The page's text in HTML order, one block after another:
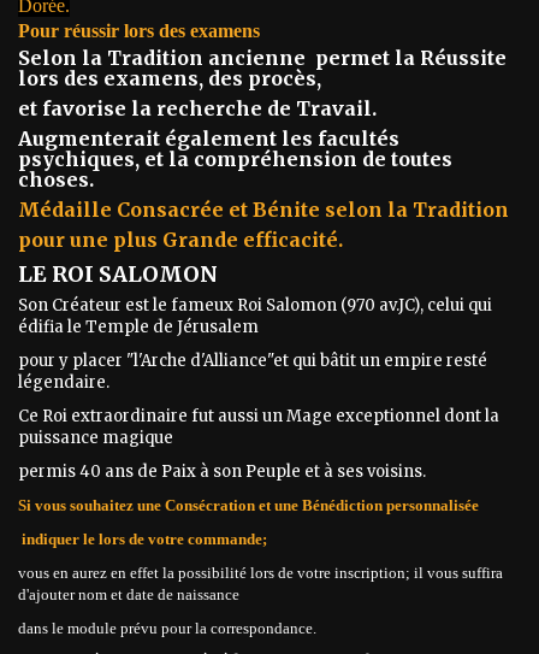
Dorée.
Pour réussir lors des examens
Selon la Tradition ancienne permet la Réussite
lors des examens, des procès,
et favorise la recherche de Travail.
Augmenterait également les facultés
psychiques, et la compréhension de toutes
choses.
Médaille Consacrée et Bénite selon la Tradition
pour une plus Grande efficacité.
LE ROI SALOMON
Son Créateur est le fameux Roi Salomon (970 av.JC), celui qui
édifia le Temple de Jérusalem
pour y placer "l'Arche d'Alliance"et qui bâtit un empire resté
légendaire.
Ce Roi extraordinaire fut aussi un Mage exceptionnel dont la
puissance magique
permis 40 ans de Paix à son Peuple et à ses voisins.
Si vous souhaitez une Consécration et une Bénédiction personnalisée
indiquer le lors de votre commande;
vous en aurez en effet la possibilité lors de votre inscription; il vous suffira
d'ajouter nom et date de naissance
dans le module prévu pour la correspondance.